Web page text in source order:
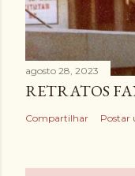
agosto 28, 2023
RETRATOS
Compartilhar Postar